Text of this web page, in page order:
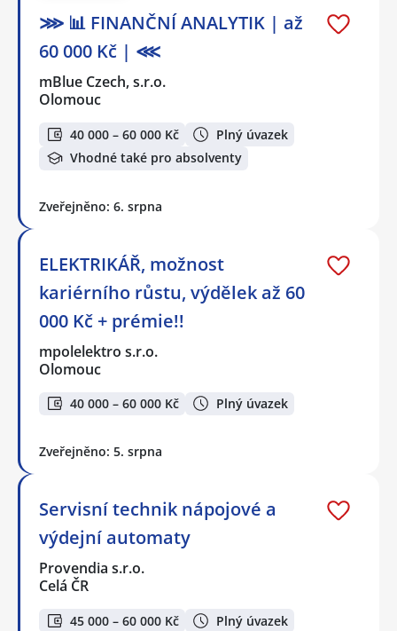
⋙ 📊 FINANČNÍ ANALYTIK | až
60 000 Kč | ⋘
mBlue Czech, s.r.o.
Olomouc
40 000 – 60 000 Kč
Plný úvazek
Vhodné také pro absolventy
Zveřejněno: 6. srpna
ELEKTRIKÁŘ, možnost
kariérního růstu, výdělek až 60
000 Kč + prémie!!
mpolelektro s.r.o.
Olomouc
40 000 – 60 000 Kč Plný úvazek
Zveřejněno: 5. srpna
Servisní technik nápojové a
výdejní automaty
Provendia s.r.o.
Celá ČR
45 000 – 60 000 Kč
Plný úvazek